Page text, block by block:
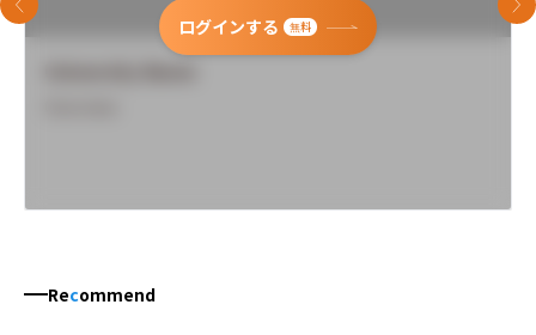
ログインする 無料
前のスライド 次
Recommend